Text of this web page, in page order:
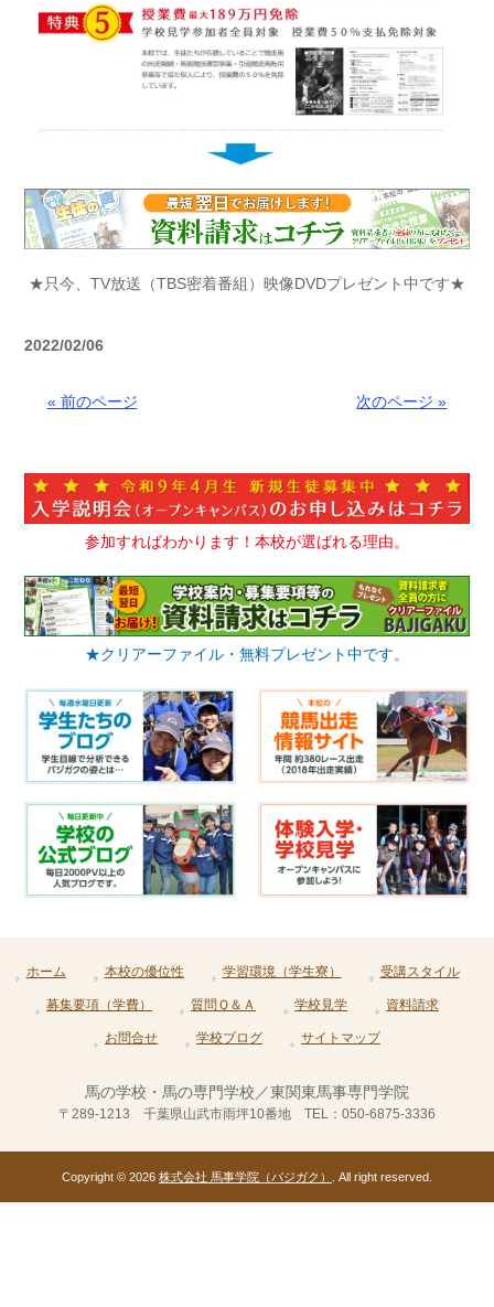
★只今、TV放送（TBS密着番組）映像DVDプレゼント中です★
2022/02/06
« 前のページ 次のページ »
参加すればわかります！本校が選ばれる理由。
★クリアーファイル・無料プレゼント中です。
ホーム 本校の優位性 学習環境（学生寮） 受講スタイル
募集要項（学費） 質問Ｑ＆Ａ 学校見学 資料請求
お問合せ 学校ブログ サイトマップ
馬の学校・馬の専門学校／東関東馬事専門学院
〒289-1213 千葉県山武市雨坪10番地 TEL：050-6875-3336
Copyright © 2026 株式会社 馬事学院（バジガク） . All right reserved.